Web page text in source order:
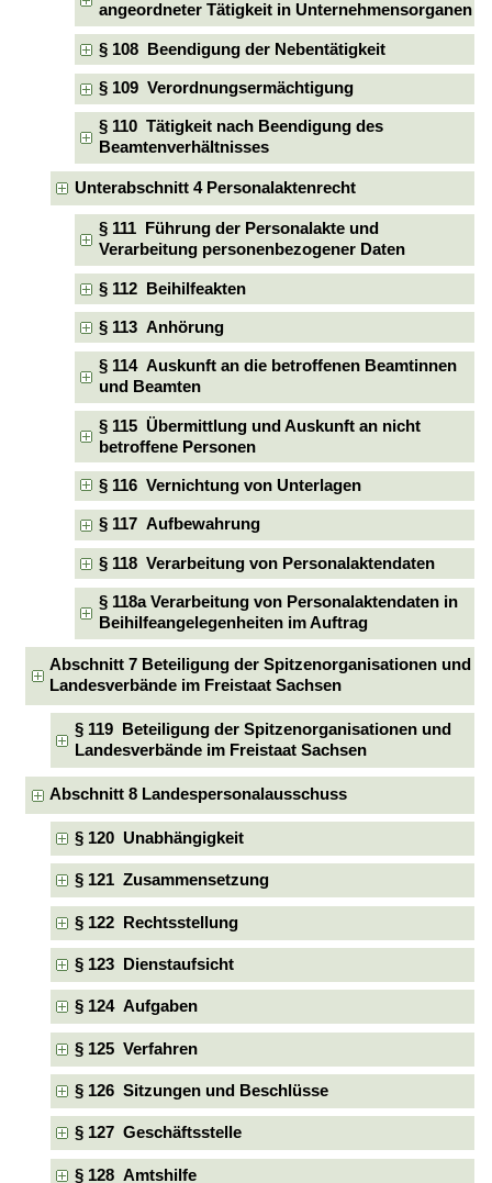
angeordneter Tätigkeit in Unternehmensorganen
§ 108 Beendigung der Nebentätigkeit
§ 109 Verordnungsermächtigung
§ 110 Tätigkeit nach Beendigung des
Beamtenverhältnisses
Unterabschnitt 4 Personalaktenrecht
§ 111 Führung der Personalakte und
Verarbeitung personenbezogener Daten
§ 112 Beihilfeakten
§ 113 Anhörung
§ 114 Auskunft an die betroffenen Beamtinnen
und Beamten
§ 115 Übermittlung und Auskunft an nicht
betroffene Personen
§ 116 Vernichtung von Unterlagen
§ 117 Aufbewahrung
§ 118 Verarbeitung von Personalaktendaten
§ 118a Verarbeitung von Personalaktendaten in
Beihilfeangelegenheiten im Auftrag
Abschnitt 7 Beteiligung der Spitzenorganisationen und
Landesverbände im Freistaat Sachsen
§ 119 Beteiligung der Spitzenorganisationen und
Landesverbände im Freistaat Sachsen
Abschnitt 8 Landespersonalausschuss
§ 120 Unabhängigkeit
§ 121 Zusammensetzung
§ 122 Rechtsstellung
§ 123 Dienstaufsicht
§ 124 Aufgaben
§ 125 Verfahren
§ 126 Sitzungen und Beschlüsse
§ 127 Geschäftsstelle
§ 128 Amtshilfe